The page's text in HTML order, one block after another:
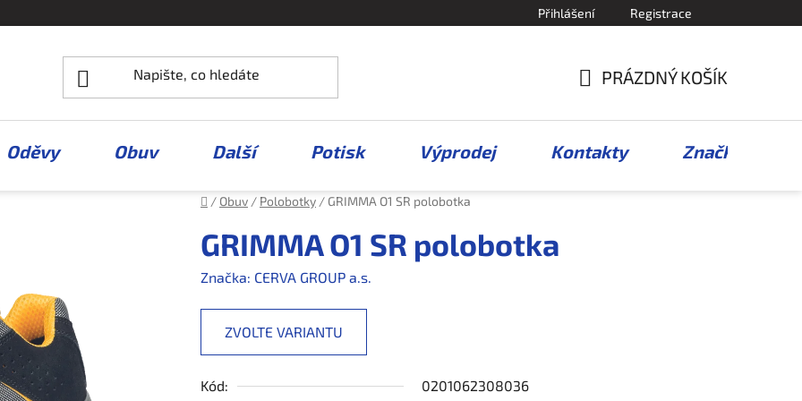
Přihlášení Registrace
KOŠÍK
PRÁZDNÝ KOŠÍK
Oděvy Obuv Další Potisk Výprodej Kontakty Značky
Domů
/ Obuv / Polobotky / GRIMMA O1 SR polobotka
GRIMMA O1 SR polobotka
Značka: CERVA GROUP a.s.
ZVOLTE VARIANTU
Kód: 0201062308036